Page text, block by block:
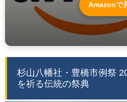
Amazonで
杉山八幡社・豊橋市例祭
を祈る伝統の祭典